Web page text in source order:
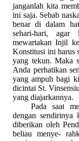
janganlah kita
ini saja. Sebab
benar di dalam
sehari-hari,
mewartakan Injil
Konstitusi ini harus
yang tekun. Maka
Anda perhatikan
yang ampuh bagi
dicintai St.
yang diajarkannya.
Pada saat
dengan sendirinya
diberikan oleh
beliau menye-